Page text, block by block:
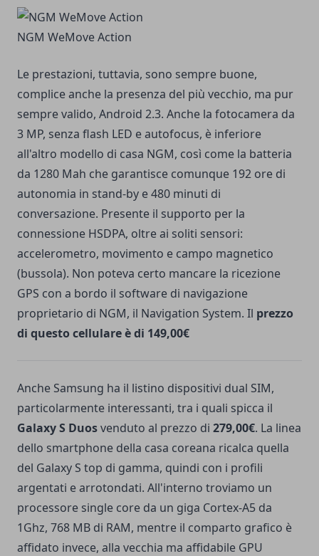
NGM WeMove Action
Le prestazioni, tuttavia, sono sempre buone,
complice anche la presenza del più vecchio, ma pur
sempre valido, Android 2.3. Anche la fotocamera da
3 MP, senza flash LED e autofocus, è inferiore
all'altro modello di casa NGM, così come la batteria
da 1280 Mah che garantisce comunque 192 ore di
autonomia in stand-by e 480 minuti di
conversazione. Presente il supporto per la
connessione HSDPA, oltre ai soliti sensori:
accelerometro, movimento e campo magnetico
(bussola). Non poteva certo mancare la ricezione
GPS con a bordo il software di navigazione
proprietario di NGM, il Navigation System. Il prezzo
di questo cellulare è di 149,00€
Anche Samsung ha il listino dispositivi dual SIM,
particolarmente interessanti, tra i quali spicca il
Galaxy S Duosvenduto al prezzo di 279,00€. La linea
dello smartphone della casa coreana ricalca quella
del Galaxy S top di gamma, quindi con i profili
argentati e arrotondati. All'interno troviamo un
processore single core da un giga Cortex-A5 da
1Ghz, 768 MB di RAM, mentre il comparto grafico è
affidato invece, alla vecchia ma affidabile GPU